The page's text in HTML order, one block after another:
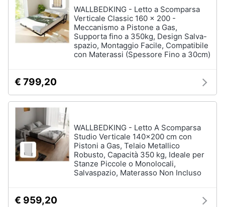
Piscine
Piscine
terra
Gazebo
Vedi
Lavanderia
Mobili
WALLBEDKING - Letto a Scomparsa
Verticale Classic 160 x 200 -
Meccanismo a Pistone a Gas,
Supporta fino a 350kg, Design Salva-
spazio, Montaggio Facile, Compatibile
con Materassi (Spessore Fino a 30cm)
€ 799,20
WALLBEDKING - Letto A Scomparsa
Studio Verticale 140x200 cm con
Pistoni a Gas, Telaio Metallico
Robusto, Capacità 350 kg, Ideale per
Stanze Piccole o Monolocali,
Salvaspazio, Materasso Non Incluso
€ 959,20